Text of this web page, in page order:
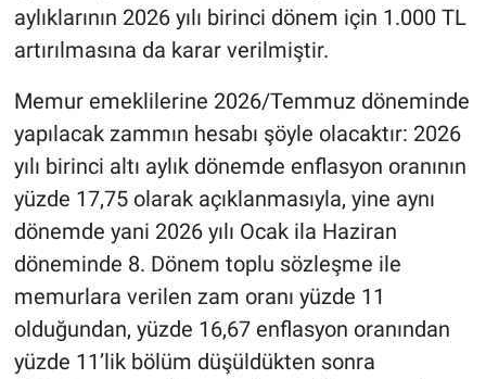
aylıklarının 2026 yılı birinci dönem için 1.000 TL
artırılmasına da karar verilmiştir.
Memur emeklilerine 2026/Temmuz döneminde
yapılacak zammın hesabı şöyle olacaktır: 2026
yılı birinci altı aylık dönemde enflasyon oranının
yüzde 17,75 olarak açıklanmasıyla, yine aynı
dönemde yani 2026 yılı Ocak ila Haziran
döneminde 8. Dönem toplu sözleşme ile
memurlara verilen zam oranı yüzde 11
olduğundan, yüzde 16,67 enflasyon oranından
yüzde 11’lik bölüm düşüldükten sonra